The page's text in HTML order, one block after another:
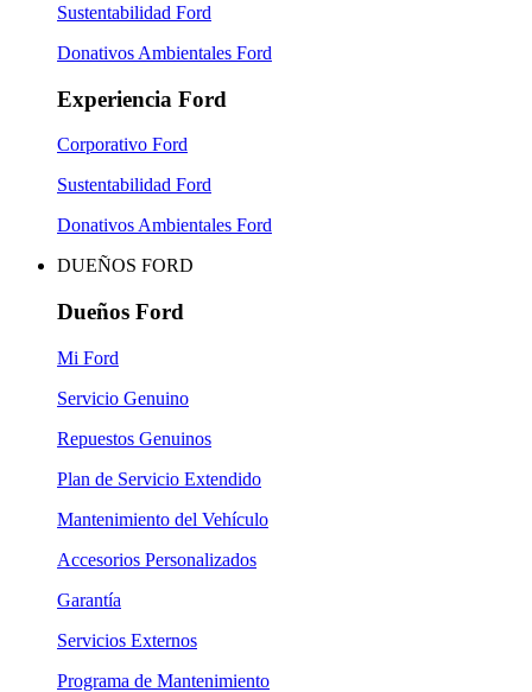
Sustentabilidad Ford
Donativos Ambientales Ford
Experiencia Ford
Corporativo Ford
Sustentabilidad Ford
Donativos Ambientales Ford
DUEÑOS FORD
Dueños Ford
Mi Ford
Servicio Genuino
Repuestos Genuinos
Plan de Servicio Extendido
Mantenimiento del Vehículo
Accesorios Personalizados
Garantía
Servicios Externos
Programa de Mantenimiento